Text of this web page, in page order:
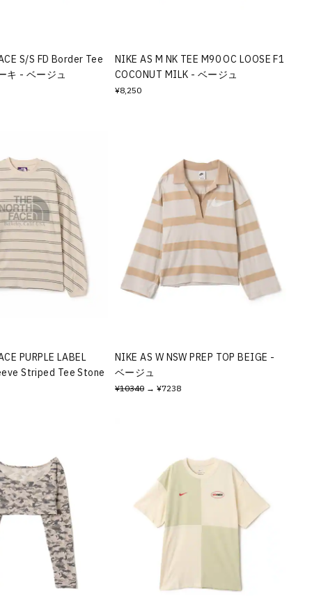
S/S FD Border Tee
キ - ベージュ
NIKE AS M NK TEE M90 OC LOOSE F1
COCONUT MILK - ベージュ
¥8,250
PURPLE LABEL
Striped Tee Stone
NIKE AS W NSW PREP TOP BEIGE -
ベージュ
¥10340 → ¥7238